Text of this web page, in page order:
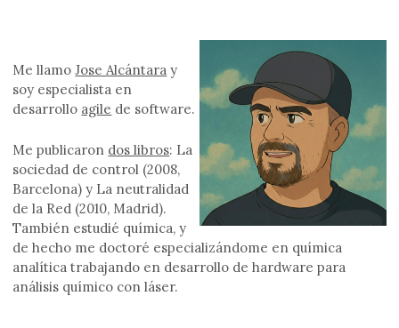
Me llamoJose Alcántara y
soy especialista en
desarrollo agile de software.
Me publicaron dos libros: La
sociedad de control (2008,
Barcelona) y La neutralidad
de la Red (2010, Madrid).
También estudié química, y
de hecho me doctoré especializándome en química
analítica trabajando en desarrollo de hardware para
análisis químico con láser.